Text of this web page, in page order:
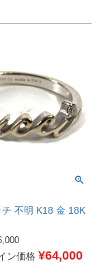
18K
ヤ ダイヤモンド
ジュエリー リン
ース シ
中古】
ン価格 ¥64,000